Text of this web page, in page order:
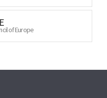
of Europe